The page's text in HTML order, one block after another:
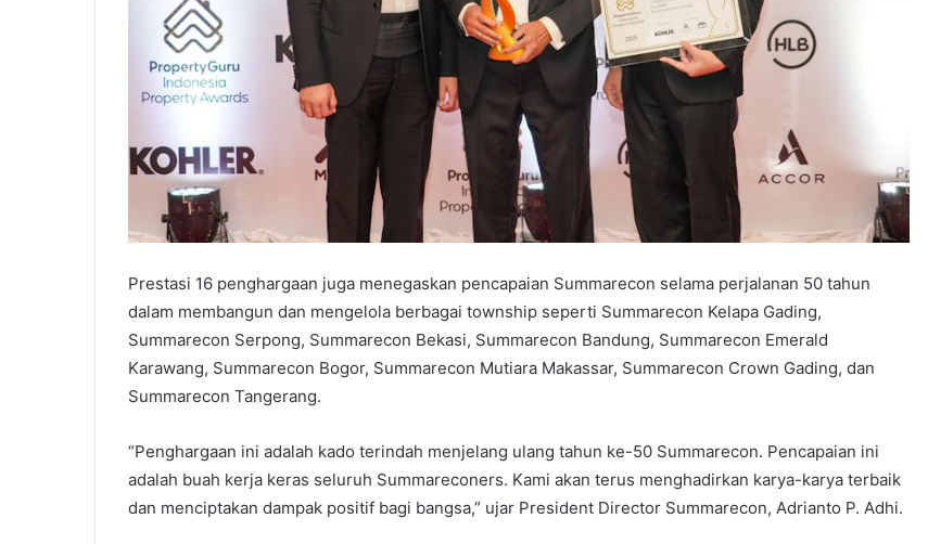
Prestasi 16 penghargaan juga menegaskan pencapaian Summarecon selama perjalanan 50 tahun
dalam membangun dan mengelola berbagai township seperti Summarecon Kelapa Gading,
Summarecon Serpong, Summarecon Bekasi, Summarecon Bandung, Summarecon Emerald
Karawang, Summarecon Bogor, Summarecon Mutiara Makassar, Summarecon Crown Gading, dan
Summarecon Tangerang.
“Penghargaan ini adalah kado terindah menjelang ulang tahun ke-50 Summarecon. Pencapaian ini
adalah buah kerja keras seluruh Summareconers. Kami akan terus menghadirkan karya-karya terbaik
dan menciptakan dampak positif bagi bangsa,” ujar President Director Summarecon, Adrianto P. Adhi.